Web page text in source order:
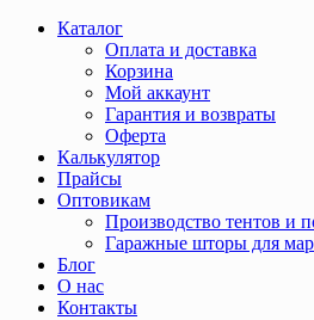
Каталог
Оплата и доставка
Корзина
Мой аккаунт
Гарантия и возвраты
Оферта
Калькулятор
Прайсы
Оптовикам
Производство тентов и
Гаражные шторы для
Блог
О нас
Контакты